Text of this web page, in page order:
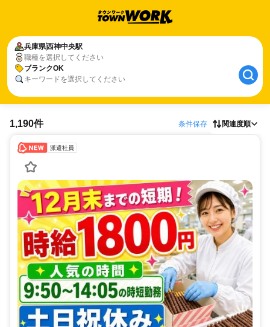
兵庫県西神中央駅
職種を選択してください
ブランクOK
キーワードを選択してください
1,190件 条件保存 関連度順
派遣社員